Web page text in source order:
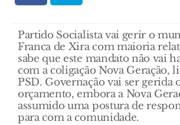
Partido Socialista vai gerir o
Franca de Xira com maioria
sabe que este mandato não vai
com a coligação Nova Geração,
PSD. Governação vai ser gerida
orçamento, embora a Nova
assumido uma postura de
para com a comunidade.